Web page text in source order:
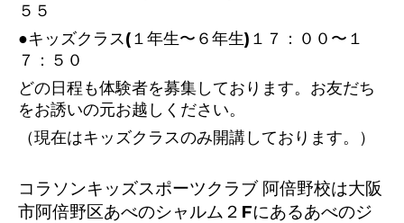
５５
●キッズクラス(１年生〜６年生)１７：００〜１
７：５０
どの日程も体験者を募集しております。お友だち
をお誘いの元お越しください。
（現在はキッズクラスのみ開講しております。）
コラソンキッズスポーツクラブ 阿倍野校は大阪
市阿倍野区あべのシャルム２Fにあるあべのジ